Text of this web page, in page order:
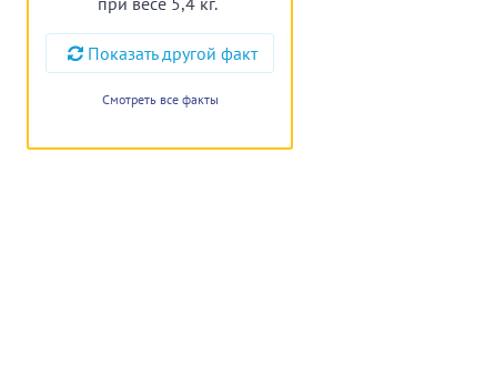
Показать другой факт
Смотреть все факты